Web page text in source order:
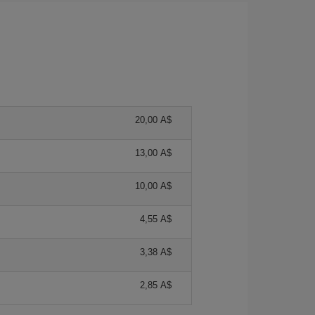
20,00 A$
13,00 A$
10,00 A$
4,55 A$
3,38 A$
2,85 A$